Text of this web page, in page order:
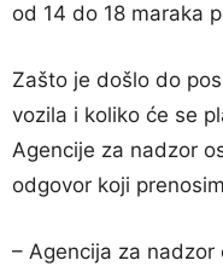
od 14 do 18 maraka
Zašto je došlo do
vozila i koliko će se
Agencije za nadzor
odgovor koji
– Agencija za nadzor